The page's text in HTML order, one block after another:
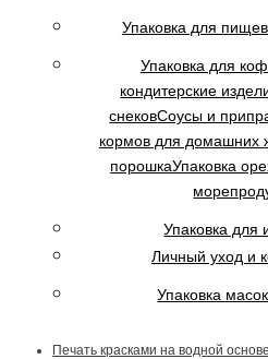
Упаковка для
Упаковка для
кондитерские
снековСоусы и
кормов для домашних
порошкаУпаковка
Упаковка для
Личный уход и
Упаковка
Печать красками на водной основе